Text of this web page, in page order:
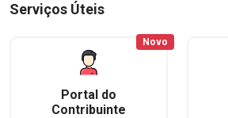
Serviços Úteis
Portal do
Contribuinte
Novo